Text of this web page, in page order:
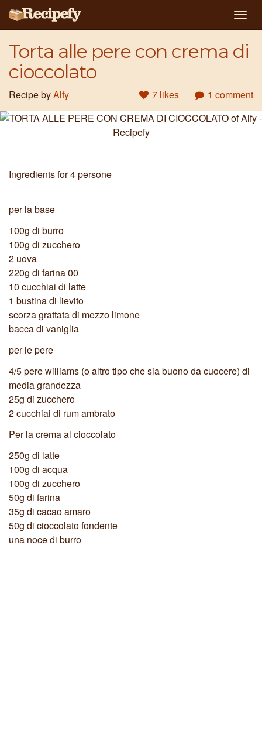
Torta alle pere con crema di
cioccolato
7 likes 1 comment
Recipe byAlfy
Ingredientsfor 4 persone
per la base
100g di burro
100g di zucchero
2 uova
220g di farina 00
10 cucchiai di latte
1 bustina di lievito
scorza grattata di mezzo limone
bacca di vaniglia
per le pere
4/5 pere williams (o altro tipo che sia buono da cuocere) di
media grandezza
25g di zucchero
2 cucchiai di rum ambrato
Per la crema al cioccolato
250g di latte
100g di acqua
100g di zucchero
50g di farina
35g di cacao amaro
50g di cioccolato fondente
una noce di burro